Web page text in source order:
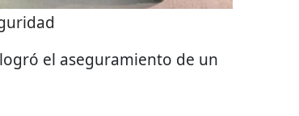
el aseguramiento de un